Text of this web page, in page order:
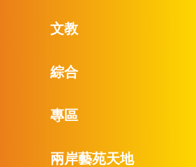
文教
綜合
專區
兩岸藝苑天地